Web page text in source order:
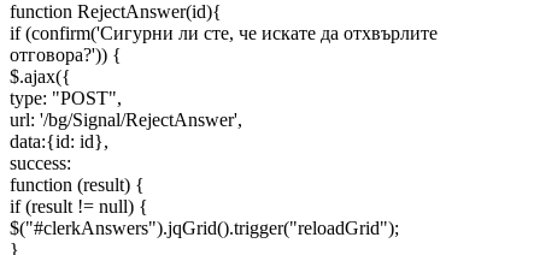
function RejectAnswer(id){
if (confirm('Сигурни ли сте, че искате да отхвърлите
отговора?')) {
$.ajax({
type: "POST",
url: '/bg/Signal/RejectAnswer',
data:{id: id},
success:
function (result) {
if (result != null) {
$("#clerkAnswers").jqGrid().trigger("reloadGrid");
}